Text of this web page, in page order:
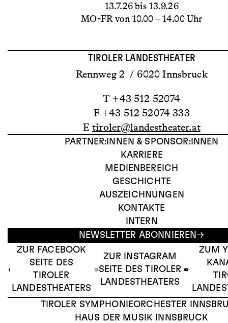
13.7.26 bis 13.9.26
MO-FR von 10.00 – 14.00 Uhr
TIROLER LANDESTHEATER
Rennweg 2 / 6020 Innsbruck
T +43 512 52074
F +43 512 52074 333
Etiroler@landestheater.at
PARTNER:INNEN & SPONSOR:INNEN
KARRIERE
MEDIENBEREICH
GESCHICHTE
AUSZEICHNUNGEN
KONTAKTE
INTERN
NEWSLETTER ABONNIEREN
ZUR FACEBOOK
SEITE DES
TIROLER
LANDESTHEATERS
ZUR INSTAGRAM
SEITE DES TIROLER
LANDESTHEATERS
ZUM
TIROLER SYMPHONIEORCHESTER
HAUS DER MUSIK INNSBRUCK